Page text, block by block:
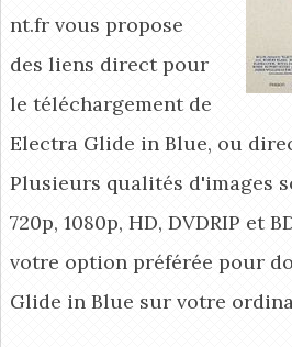
nt.fr vous propose
des liens direct pour
le téléchargement de
Electra Glide in Blue, ou
Plusieurs qualités d'images
720p, 1080p, HD, DVDRIP et
votre option préférée pour
Glide in Blue sur votre